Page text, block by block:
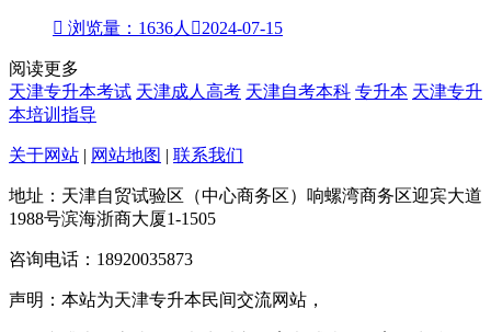
 浏览量：1636人 2024-07-15
阅读更多
天津专升本考试 天津成人高考 天津自考本科 专升本 天津专升
本培训指导
关于网站 | 网站地图 | 联系我们
地址：天津自贸试验区（中心商务区）响螺湾商务区迎宾大道
1988号滨海浙商大厦1-1505
咨询电话：18920035873
声明：本站为天津专升本民间交流网站，